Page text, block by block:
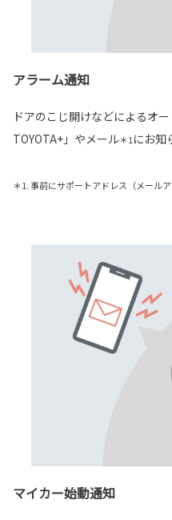
アラーム通知
ドアのこじ開けなどによるオ
TOYOTA+」やメール＊1 にお知
＊1. 事前にサポートアドレス（メール
マイカー始動通知